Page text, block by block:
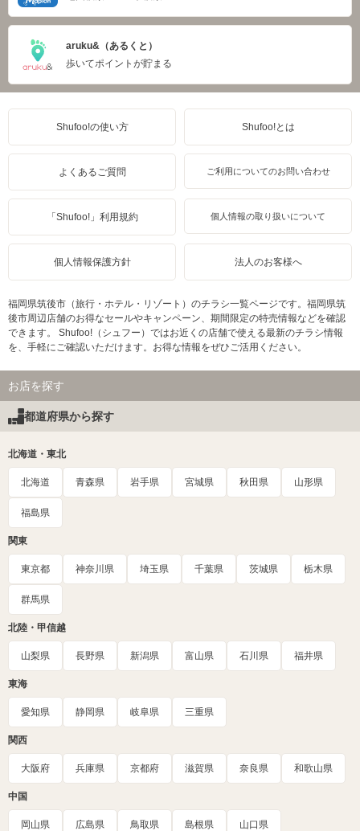
aruku&（あるくと）
歩いてポイントが貯まる
Shufoo!の使い方 Shufoo!とは
よくあるご質問 ご利用についてのお問い合わせ
「Shufoo!」利用規約 個人情報の取り扱いについて
個人情報保護方針 法人のお客様へ
福岡県筑後市（旅行・ホテル・リゾート）のチラシ一覧ページです。福岡県筑
後市周辺店舗のお得なセールやキャンペーン、期間限定の特売情報などを確認
できます。 Shufoo!（シュフー）ではお近くの店舗で使える最新のチラシ情報
を、手軽にご確認いただけます。お得な情報をぜひご活用ください。
お店を探す
都道府県から探す
北海道・東北
北海道 青森県 岩手県 宮城県 秋田県 山形県
福島県
関東
東京都 神奈川県 埼玉県 千葉県 茨城県 栃木県
群馬県
北陸・甲信越
山梨県 長野県 新潟県 富山県 石川県 福井県
東海
愛知県 静岡県 岐阜県 三重県
関西
大阪府 兵庫県 京都府 滋賀県 奈良県 和歌山県
中国
岡山県 広島県 鳥取県 島根県 山口県